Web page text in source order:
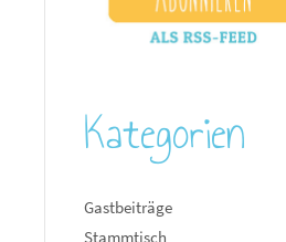
Kategorien
Gastbeiträge
Stammtisch